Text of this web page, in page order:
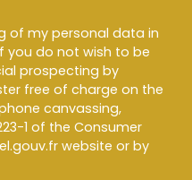
of my personal data in
you do not wish to be
prospecting by
free of charge on the
canvassing,
1 of the Consumer
website or by